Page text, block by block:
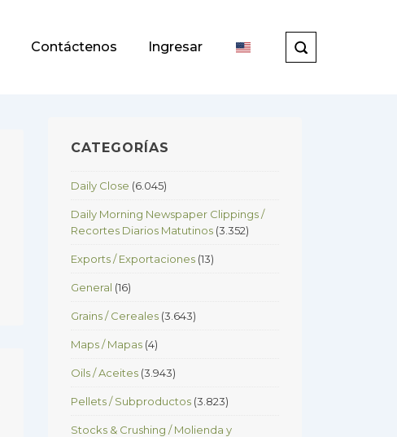
Contáctenos Ingresar
CATEGORÍAS
Daily Close (6.045)
Daily Morning Newspaper Clippings /
Recortes Diarios Matutinos (3.352)
Exports / Exportaciones (13)
General (16)
Grains / Cereales (3.643)
Maps / Mapas (4)
Oils / Aceites (3.943)
Pellets / Subproductos (3.823)
Stocks & Crushing / Molienda y